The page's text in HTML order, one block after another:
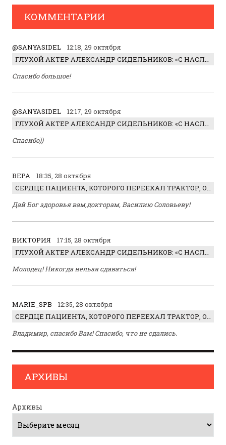
КОММЕНТАРИИ
@SANYASIDEL
12:18, 29 октября
ГЛУХОЙ АКТЕР АЛЕКСАНДР СИДЕЛЬНИКОВ: «С НАСЛАЖДЕНИЕМ ИГРАЛ ОТРИЦАТЕЛЬНОГО ГЕРОЯ!»
Спасибо большое!
@SANYASIDEL
12:17, 29 октября
ГЛУХОЙ АКТЕР АЛЕКСАНДР СИДЕЛЬНИКОВ: «С НАСЛАЖДЕНИЕМ ИГРАЛ ОТРИЦАТЕЛЬНОГО ГЕРОЯ!»
Спасибо))
ВЕРА
18:35, 28 октября
СЕРДЦЕ ПАЦИЕНТА, КОТОРОГО ПЕРЕЕХАЛ ТРАКТОР, ОБНАРУЖИЛИ… В ЖИВОТЕ
Дай Бог здоровья вам,докторам, Василию Соловьеву!
ВИКТОРИЯ
17:15, 28 октября
ГЛУХОЙ АКТЕР АЛЕКСАНДР СИДЕЛЬНИКОВ: «С НАСЛАЖДЕНИЕМ ИГРАЛ ОТРИЦАТЕЛЬНОГО ГЕРОЯ!»
Молодец! Никогда нельзя сдаваться!
MARIE_SPB
12:35, 28 октября
СЕРДЦЕ ПАЦИЕНТА, КОТОРОГО ПЕРЕЕХАЛ ТРАКТОР, ОБНАРУЖИЛИ… В ЖИВОТЕ
Владимир, спасибо Вам! Спасибо, что не сдались.
АРХИВЫ
Архивы